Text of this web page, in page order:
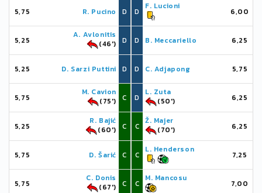
5,75 R. Pucino D
5,25
A. Avlonitis
(46')
D
5,25 D. Sarzi Puttini D
5,75
M. Cavion
(75')
C
5,25
R. Bajić
(60')
C
5,75 D. Šarić C
5,75
C. Donis
(67')
C
D
F. Lucioni
6,00
D B. Meccariello 6,25
D C. Adjapong 5,75
D
L. Zuta
(50')
6,25
C
Ž. Majer
(70')
6,25
C
L. Henderson
7,25
C
M. Mancosu
7,00